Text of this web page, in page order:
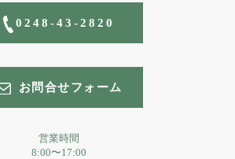
0248-43-2820
お問合せフォーム
営業時間
8:00〜17:00